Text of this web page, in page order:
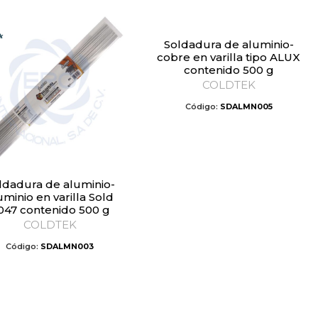
en varilla Sold
contenido 500 g
COLDTEK
Código: SDALMN003
Soldadura de aluminio-
cobre en varilla tipo ALUX
contenido 500 g
COLDTEK
Código: SDALMN005